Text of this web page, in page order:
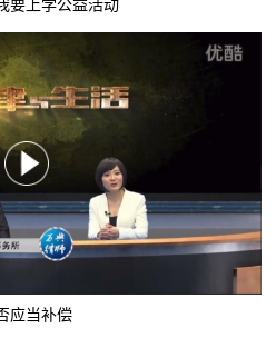
要上学公益活动
应当补偿